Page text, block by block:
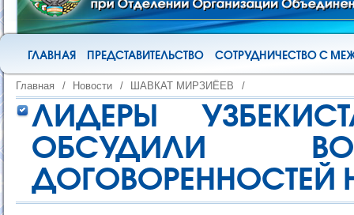
ГЛАВНАЯ ПРЕДСТАВИТЕЛЬСТВО СОТРУДНИЧЕСТВО С
Главная / Новости / ШАВКАТ МИРЗИЁЕВ /
ЛИДЕРЫ
ОБСУДИЛИ
ДОГОВОРЕННОСТЕЙ